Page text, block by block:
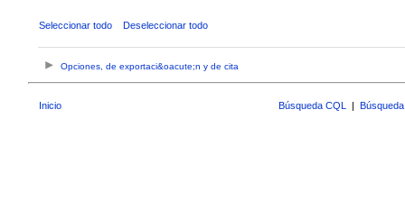
Seleccionar todo Deseleccionar todo
Opciones, de exportaci&oacute;n y de cita
Inicio Búsqueda CQL |